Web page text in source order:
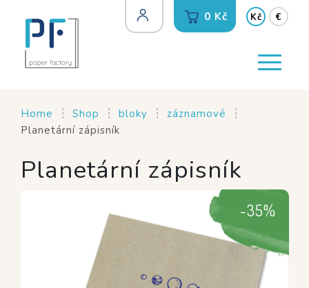
0 Kč Kč €
Home Shop bloky
záznamové
Planetární zápisník
Planetární zápisník
-35%